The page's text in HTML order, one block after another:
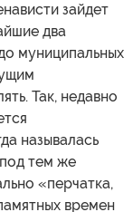
зайдет
два
муниципальных
Так, недавно
называлась
тем же
«перчатка,
времен